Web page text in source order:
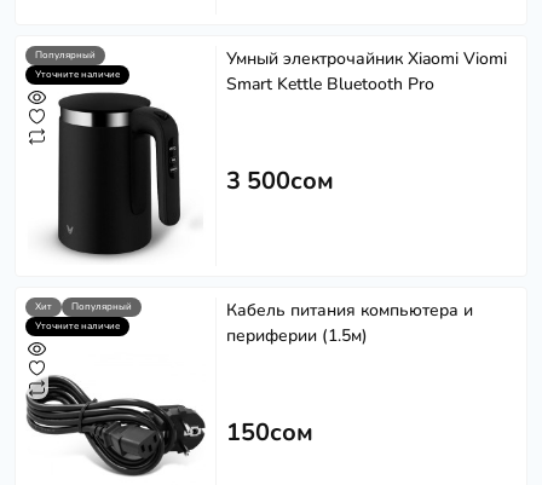
Популярный
Уточните наличие
Умный электрочайник Xiaomi Viomi
Smart Kettle Bluetooth Pro
3 500сом
Хит
Популярный
Уточните наличие
Кабель питания компьютера и
периферии (1.5м)
150сом